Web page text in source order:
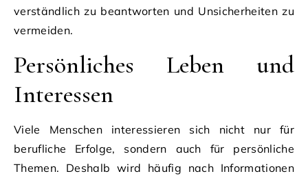
verständlich zu beantworten und Unsicherheiten zu
vermeiden.
Persönliches Leben und
Interessen
Viele Menschen interessieren sich nicht nur für
berufliche Erfolge, sondern auch für persönliche
Themen. Deshalb wird häufig nach Informationen